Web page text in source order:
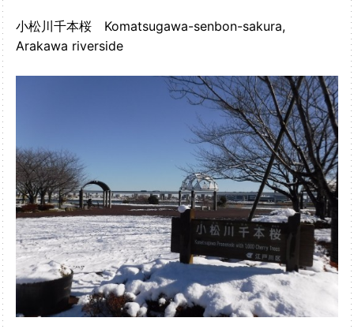
小松川千本桜 Komatsugawa-senbon-sakura,
Arakawa riverside